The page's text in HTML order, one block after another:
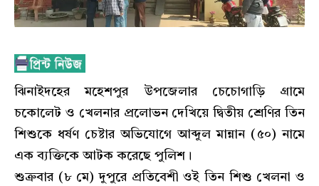
ঝিনাইদহের মহেশপুর উপজেলার চেচোগাড়ি গ্রামে
চকোলেট ও খেলনার প্রলোভন দেখিয়ে দ্বিতীয় শ্রেণির তিন
শিশুকে ধর্ষণ চেষ্টার অভিযোগে আব্দুল মান্নান (৫০) নামে
এক ব্যক্তিকে আটক করেছে পুলিশ।
শুক্রবার (৮ মে) দুপুরে প্রতিবেশী ওই তিন শিশু খেলনা ও